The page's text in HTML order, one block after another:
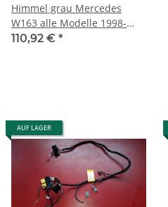
Himmel grau Mercedes
W163 alle Modelle 1998-
2001 1636905267 7F15
110,92 € *
AUF LAGER